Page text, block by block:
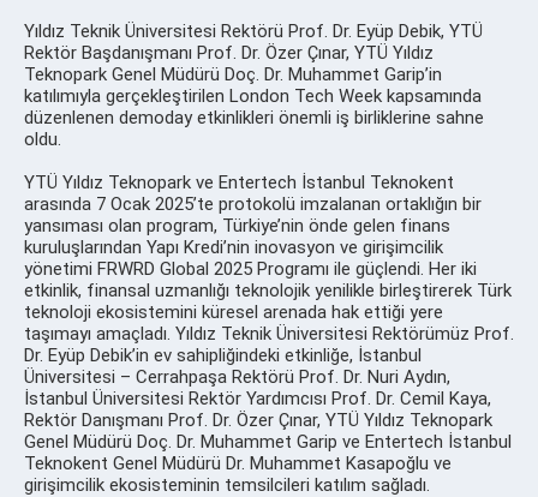
Yıldız Teknik Üniversitesi Rektörü Prof. Dr. Eyüp Debik, YTÜ
Rektör Başdanışmanı Prof. Dr. Özer Çınar, YTÜ Yıldız
Teknopark Genel Müdürü Doç. Dr. Muhammet Garip’in
katılımıyla gerçekleştirilen London Tech Week kapsamında
düzenlenen demoday etkinlikleri önemli iş birliklerine sahne
oldu.
YTÜ Yıldız Teknopark ve Entertech İstanbul Teknokent
arasında 7 Ocak 2025’te protokolü imzalanan ortaklığın bir
yansıması olan program, Türkiye’nin önde gelen finans
kuruluşlarından Yapı Kredi’nin inovasyon ve girişimcilik
yönetimi FRWRD Global 2025 Programı ile güçlendi. Her iki
etkinlik, finansal uzmanlığı teknolojik yenilikle birleştirerek Türk
teknoloji ekosistemini küresel arenada hak ettiği yere
taşımayı amaçladı. Yıldız Teknik Üniversitesi Rektörümüz Prof.
Dr. Eyüp Debik’in ev sahipliğindeki etkinliğe, İstanbul
Üniversitesi – Cerrahpaşa Rektörü Prof. Dr. Nuri Aydın,
İstanbul Üniversitesi Rektör Yardımcısı Prof. Dr. Cemil Kaya,
Rektör Danışmanı Prof. Dr. Özer Çınar, YTÜ Yıldız Teknopark
Genel Müdürü Doç. Dr. Muhammet Garip ve Entertech İstanbul
Teknokent Genel Müdürü Dr. Muhammet Kasapoğlu ve
girişimcilik ekosisteminin temsilcileri katılım sağladı.